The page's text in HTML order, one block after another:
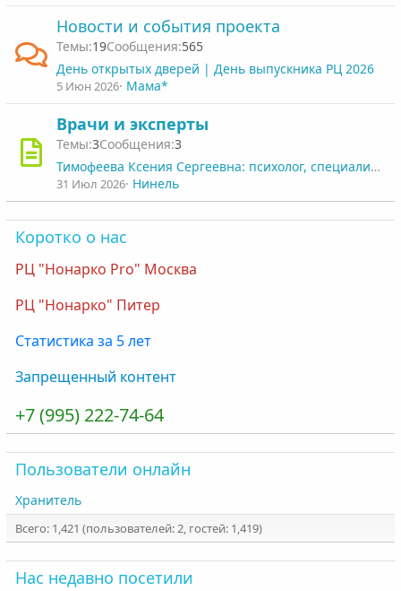
Новости и события проекта
19
565
День открытых дверей | День выпускника РЦ 2026
5 Июн 2026 Мама*
Врачи и эксперты
3
3
Тимофеева Ксения Сергеевна: психолог, специалист по психологическому консультированию и психодиагностике
31 Июл 2026 Нинель
Коротко о нас
РЦ "Нонарко Pro" Москва
РЦ "Нонарко" Питер
Статистика за 5 лет
Запрещенный контент
+7 (995) 222-74-64
Пользователи онлайн
Хранитель
Всего: 1,421 (пользователей: 2, гостей: 1,419)
Нас недавно посетили